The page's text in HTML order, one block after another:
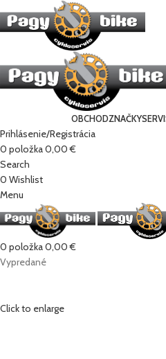
OBCHODZNAČKY
Prihlásenie/Registrácia
0 položka0,00€
Search
0 Wishlist
Menu
0 položka0,00€
Vypredané
Click to enlarge